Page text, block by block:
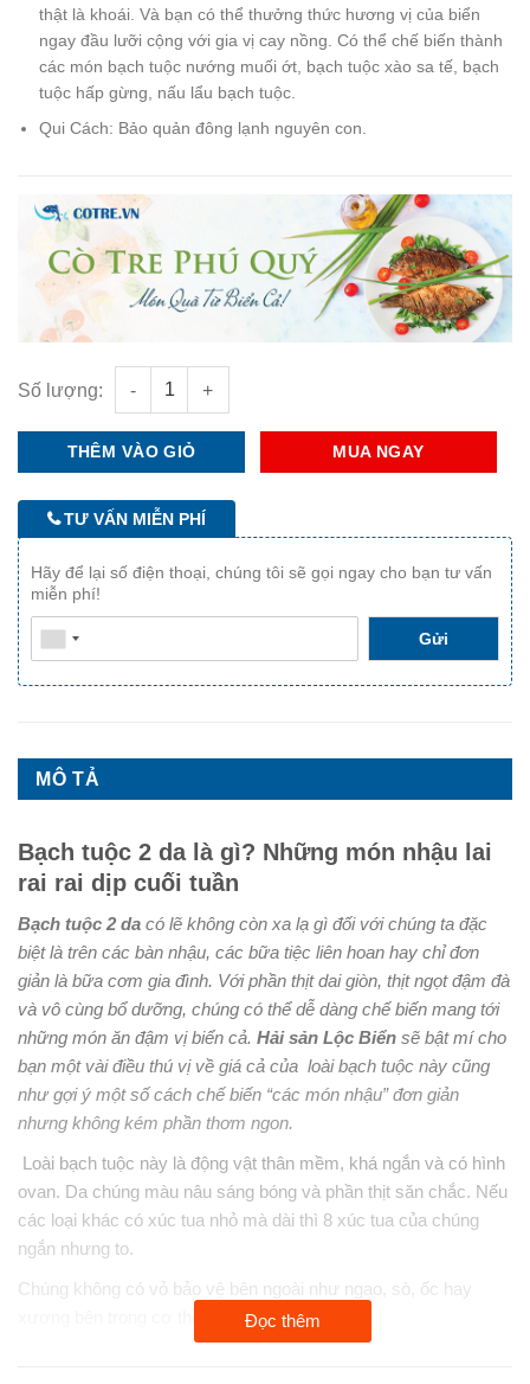
thật là khoái. Và bạn có thể thưởng thức hương vị của biển
ngay đầu lưỡi cộng với gia vị cay nồng. Có thể chế biến thành
các món bạch tuộc nướng muối ớt, bạch tuộc xào sa tế, bạch
tuộc hấp gừng, nấu lẩu bạch tuộc.
Qui Cách: Bảo quản đông lạnh nguyên con.
Số lượng:
Mực Tuột 2 Da số lượng
THÊM VÀO GIỎ MUA NGAY
TƯ VẤN MIỄN PHÍ
Hãy để lại số điện thoại, chúng tôi sẽ gọi ngay cho bạn tư vấn
miễn phí!
Gửi
MÔ TẢ
Bạch tuộc 2 da là gì? Những món nhậu lai
rai rai dịp cuối tuần
Bạch tuộc 2 da có lẽ không còn xa lạ gì đối với chúng ta đặc
biệt là trên các bàn nhậu, các bữa tiệc liên hoan hay chỉ đơn
giản là bữa cơm gia đình. Với phần thịt dai giòn, thịt ngọt đậm đà
và vô cùng bổ dưỡng, chúng có thể dễ dàng chế biến mang tới
những món ăn đậm vị biển cả. Hải sản Lộc Biển sẽ bật mí cho
bạn một vài điều thú vị về giá cả của loài bạch tuộc này cũng
như gợi ý một số cách chế biến “các món nhậu” đơn giản
nhưng không kém phần thơm ngon.
Loài bạch tuộc này là động vật thân mềm, khá ngắn và có hình
ovan. Da chúng màu nâu sáng bóng và phần thịt săn chắc. Nếu
các loại khác có xúc tua nhỏ mà dài thì 8 xúc tua của chúng
ngắn nhưng to.
Chúng không có vỏ bảo vệ bên ngoài như ngao, sò, ốc hay
Đọc thêm
Số lượng đã chọn:1
Họ tên *
Số điện thoại*
Địa chỉ giao hàng
Đặt hàng